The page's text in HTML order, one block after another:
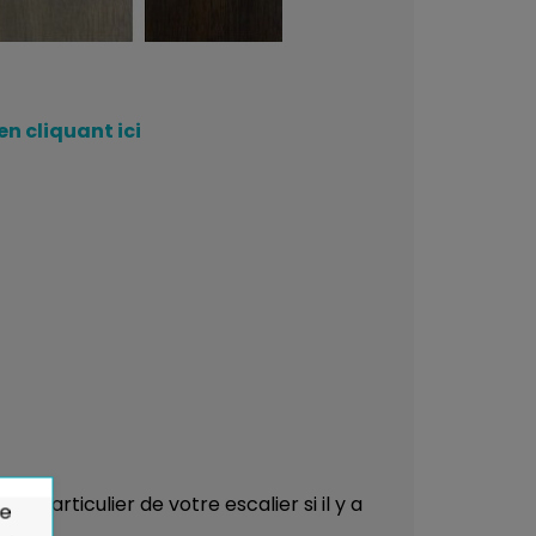
cliquant ici
particulier de votre escalier si il y a